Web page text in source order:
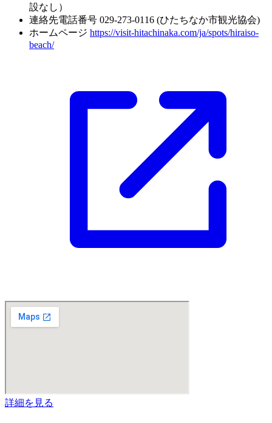
設なし）
連絡先電話番号 029-273-0116 (ひたちなか市観光協会)
ホームページ https://visit-hitachinaka.com/ja/spots/hiraiso-
beach/
詳細を見る